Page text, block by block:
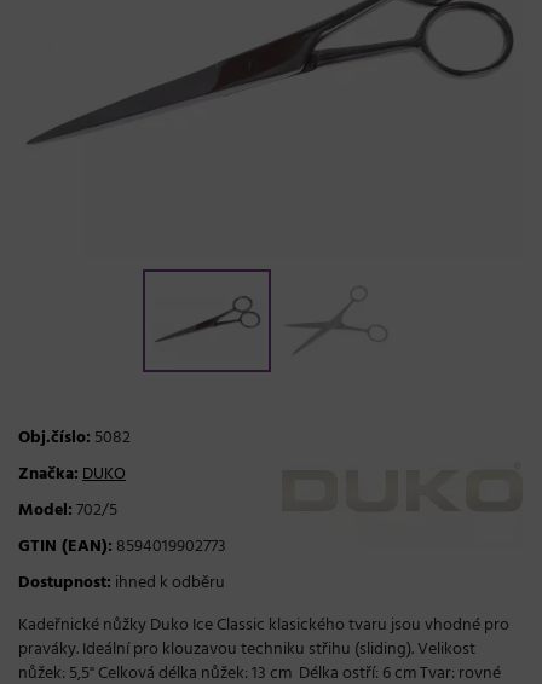
Obj.číslo: 5082
Značka:DUKO
Model:702/5
GTIN (EAN): 8594019902773
Dostupnost: ihned k odběru
Kadeřnické nůžky Duko Ice Classic klasického tvaru jsou vhodné pro
praváky. Ideální pro klouzavou techniku střihu (sliding). Velikost
nůžek: 5,5" Celková délka nůžek: 13 cm Délka ostří: 6 cm Tvar: rovné